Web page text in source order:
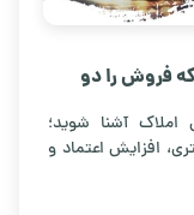
فروش را دو
آشنا شوید؛
افزایش اعتماد و